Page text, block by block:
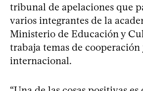
tribunal de apelaciones que
varios integrantes de la
Ministerio de Educación y
trabaja temas de
internacional.